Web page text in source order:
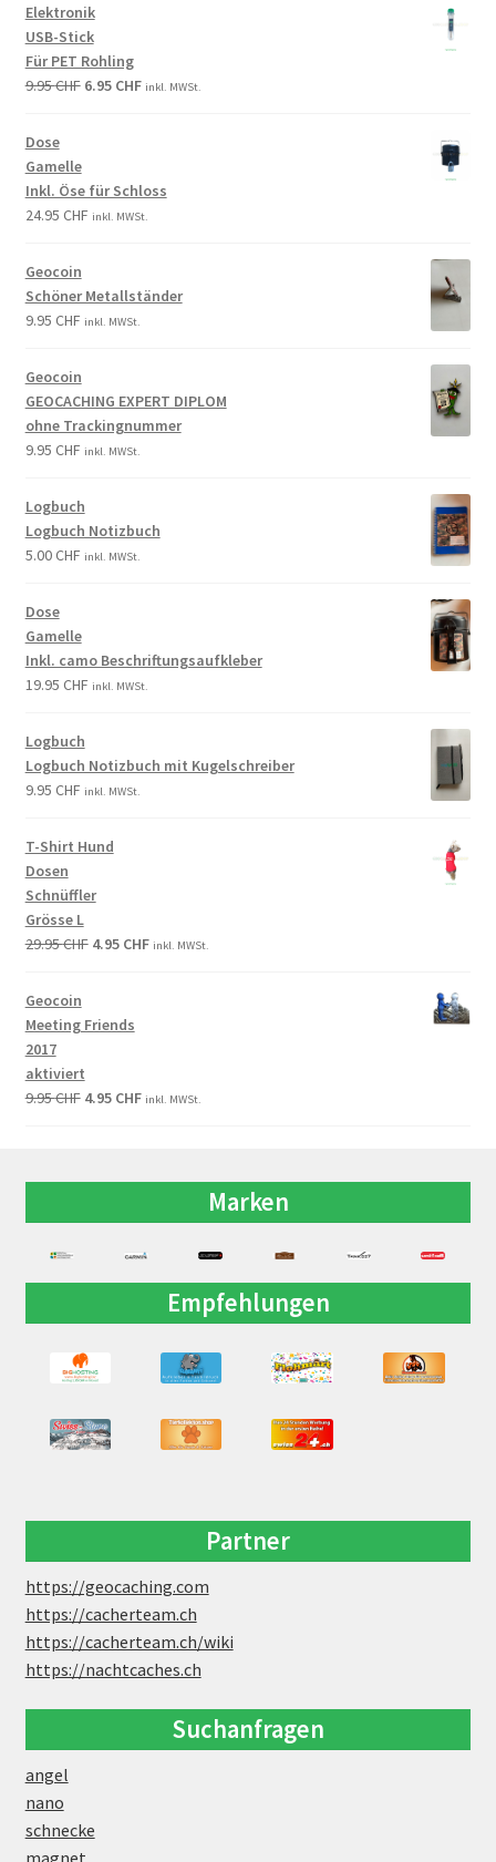
Elektronik
USB-Stick
Für PET Rohling
9.95CHF 6.95 CHF inkl. MWSt.
Dose
Gamelle
Inkl. Öse für Schloss
24.95 CHF inkl. MWSt.
Geocoin
Schöner Metallständer
9.95 CHF inkl. MWSt.
Geocoin
GEOCACHING EXPERT DIPLOM
ohne Trackingnummer
9.95 CHF inkl. MWSt.
Logbuch
Logbuch Notizbuch
5.00CHF inkl. MWSt.
Dose
Gamelle
Inkl. camo Beschriftungsaufkleber
19.95 CHF inkl. MWSt.
Logbuch
Logbuch Notizbuch mit Kugelschreiber
9.95 CHF inkl. MWSt.
T-Shirt Hund
Dosen
Schnüffler
Grösse L
29.95CHF 4.95 CHF inkl. MWSt.
Geocoin
Meeting Friends
2017
aktiviert
9.95CHF 4.95 CHF inkl. MWSt.
Marken
Empfehlungen
Partner
https://geocaching.com
https://cacherteam.ch
https://cacherteam.ch/wiki
https://nachtcaches.ch
Suchanfragen
angel
nano
schnecke
magnet